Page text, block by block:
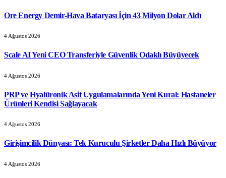
Ore Energy Demir-Hava Bataryası İçin 43 Milyon Dolar Aldı
4 Ağustos 2026
Scale AI Yeni CEO Transferiyle Güvenlik Odaklı Büyüyecek
4 Ağustos 2026
PRP ve Hyalüronik Asit Uygulamalarında Yeni Kural: Hastaneler
Ürünleri Kendisi Sağlayacak
4 Ağustos 2026
Girişimcilik Dünyası: Tek Kuruculu Şirketler Daha Hızlı Büyüyor
4 Ağustos 2026